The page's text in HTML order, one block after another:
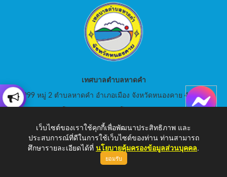
เทศบาลตำบลหาดคำ
999 หมู่ 2 ตำบลหาดคำ อำเภอเมือง จังหวัดหนองคาย 43000
E-Mail: saraban_05430105@dla.go.th
เว็บไซต์ของเราใช้คุกกี้เพื่อพัฒนาประสิทธิภาพ และ
ประสบการณ์ที่ดีในการใช้เว็บไซต์ของท่าน ท่านสามารถ
ศึกษารายละเอียดได้ที่ นโยบายคุ้มครองข้อมูลส่วนบุคคล.
ยอมรับ